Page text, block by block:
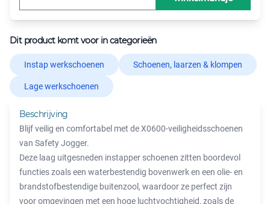
Dit product komt voor in categorieën
Instap werkschoenen Schoenen, laarzen & klompen
Lage werkschoenen
Beschrijving
Blijf veilig en comfortabel met de X0600-veiligheidsschoenen
van Safety Jogger.
Deze laag uitgesneden instapper schoenen zitten boordevol
functies zoals een waterbestendig bovenwerk en een olie- en
brandstofbestendige buitenzool, waardoor ze perfect zijn
voor omgevingen met een hoge luchtvochtigheid, zoals de